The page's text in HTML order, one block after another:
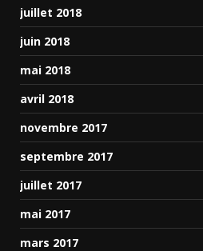
juillet 2018
juin 2018
mai 2018
avril 2018
novembre 2017
septembre 2017
juillet 2017
mai 2017
mars 2017